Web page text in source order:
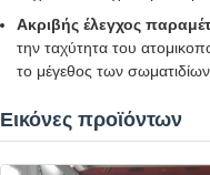
Ακριβής έλεγχος
την ταχύτητα του
το μέγεθος των σωματιδίων
Εικόνες προϊόντων